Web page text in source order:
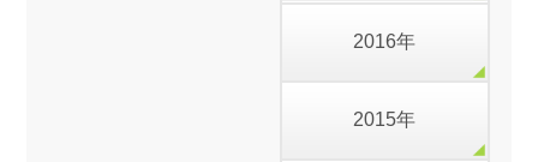
2016年
2015年